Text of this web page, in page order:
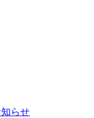
らせ